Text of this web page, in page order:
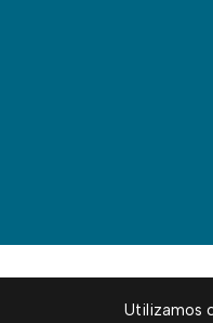
Utilizamos